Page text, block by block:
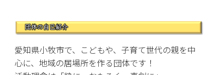
愛知県小牧市で、こどもや、子育て世代の親を中
心に、地域の居場所を作る団体です！